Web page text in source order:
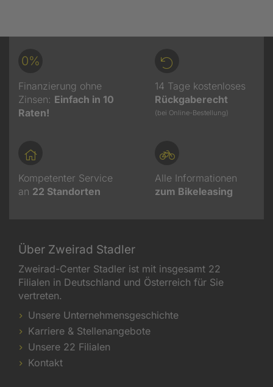
0%
Finanzierung ohne
Zinsen: Einfach in 10
Raten!
14 Tage kostenloses
Rückgaberecht
(bei Online-Bestellung)
Kompetenter Service
an 22 Standorten
Alle Informationen
zum Bikeleasing
Über Zweirad Stadler
Zweirad-Center Stadler ist mit insgesamt 22
Filialen in Deutschland und Österreich für Sie
vertreten.
Unsere Unternehmensgeschichte
Karriere & Stellenangebote
Unsere 22 Filialen
Kontakt